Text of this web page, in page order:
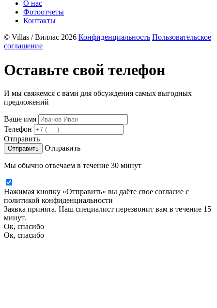
О нас
Фотоотчеты
Контакты
© Villas / Виллас 2026 Конфиденциальность Пользовательское
соглашение
Оставьте свой телефон
И мы свяжемся с вами для обсуждения самых выгодных
предложений
Ваше имя
Телефон
Отправить
Отправить
Мы обычно отвечаем в течение 30 минут
Нажимая кнопку «Отправить» вы даёте свое согласие с
политикой конфиденциальности
Заявка принята. Наш специалист перезвонит вам в течение 15
минут.
Ок, спасибо
Ок, спасибо